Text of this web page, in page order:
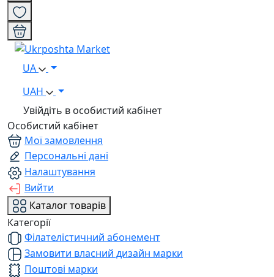
UA
UAH
Увійдіть в особистий кабінет
Особистий кабінет
Мої замовлення
Персональні дані
Налаштування
Вийти
Каталог товарів
Категорії
Філателістичний абонемент
Замовити власний дизайн марки
Поштові марки